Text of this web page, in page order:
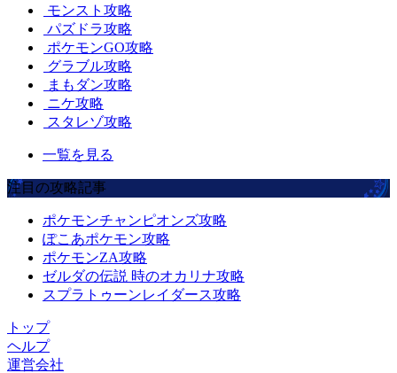
モンスト攻略
パズドラ攻略
ポケモンGO攻略
グラブル攻略
まもダン攻略
ニケ攻略
スタレゾ攻略
一覧を見る
注目の攻略記事
ポケモンチャンピオンズ攻略
ぽこあポケモン攻略
ポケモンZA攻略
ゼルダの伝説 時のオカリナ攻略
スプラトゥーンレイダース攻略
トップ
ヘルプ
運営会社